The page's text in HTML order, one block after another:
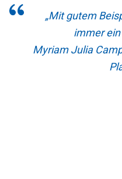
„Mit gutem
immer
Myriam Julia